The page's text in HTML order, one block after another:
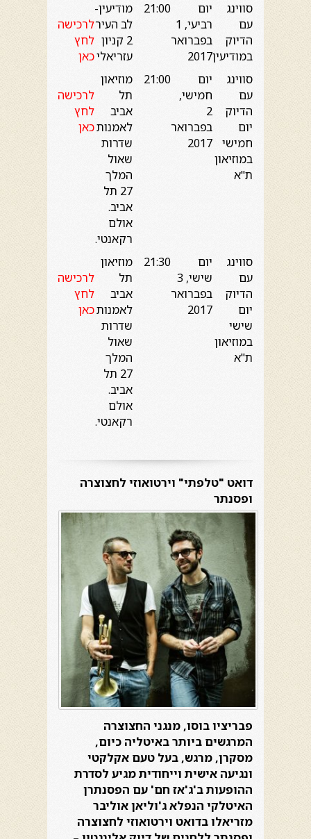
סווינג
עם
הדיוק
במודיעין
יום
רביעי, 1
בפברואר
2017
21:00
מודיעין-
לב העיר
2 קניון
עזריאלי
לרכישה
לחץ
כאן
סווינג
עם
הדיוק
יום
חמישי
במוזיאון
ת"א
יום
חמישי,
2
בפברואר
2017
21:00
מוזיאון
תל
אביב
לאמנות
שדרות
שאול
המלך
27 תל
אביב.
אולם
רקאנטי.
לרכישה
לחץ
כאן
סווינג
עם
הדיוק
יום
שישי
במוזיאון
ת"א
יום
שישי, 3
בפברואר
2017
21:30
מוזיאון
תל
אביב
לאמנות
שדרות
שאול
המלך
27 תל
אביב.
אולם
רקאנטי.
לרכישה
לחץ
כאן
דואט "טלפתי" וירטואוזי לחצוצרה
ופסנתר
פבריציו בוסו, מנגני החצוצרה
המרגשים ביותר באיטליה כיום,
מסקרן, מרגש, בעל טעם אקלקטי
ונגיעה אישית וייחודית מגיע לסדרת
ההופעות ב'ג'אז חם' עם הפסנתרן
האיטלקי הנפלא ג'וליאן אוליבר
מזריאלו בדואט וירטואוזי לחצוצרה